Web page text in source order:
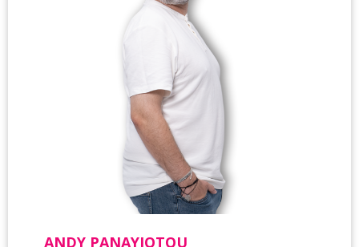
ANDY PANAYIOTOU